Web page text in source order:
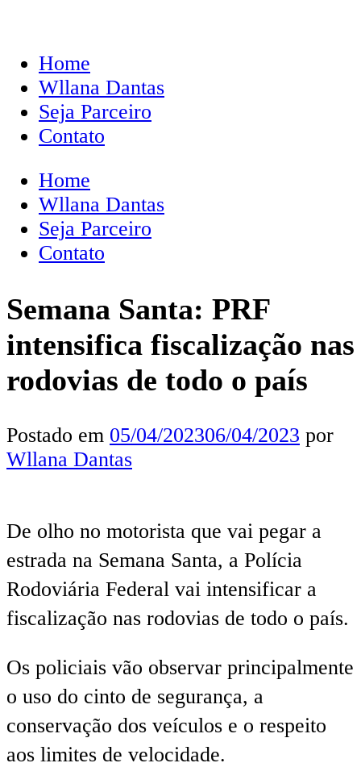
Home
Wllana Dantas
Seja Parceiro
Contato
Home
Wllana Dantas
Seja Parceiro
Contato
Semana Santa: PRF
intensifica fiscalização nas
rodovias de todo o país
Postado em 05/04/202306/04/2023 por
Wllana Dantas
De olho no motorista que vai pegar a
estrada na Semana Santa, a Polícia
Rodoviária Federal vai intensificar a
fiscalização nas rodovias de todo o país.
Os policiais vão observar principalmente
o uso do cinto de segurança, a
conservação dos veículos e o respeito
aos limites de velocidade.